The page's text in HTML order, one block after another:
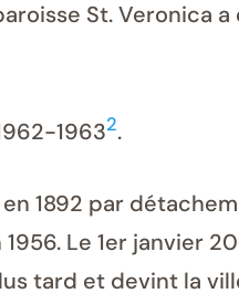
St. Veronica a
19632.
1892 par
Le 1er janvier
tard et devint la